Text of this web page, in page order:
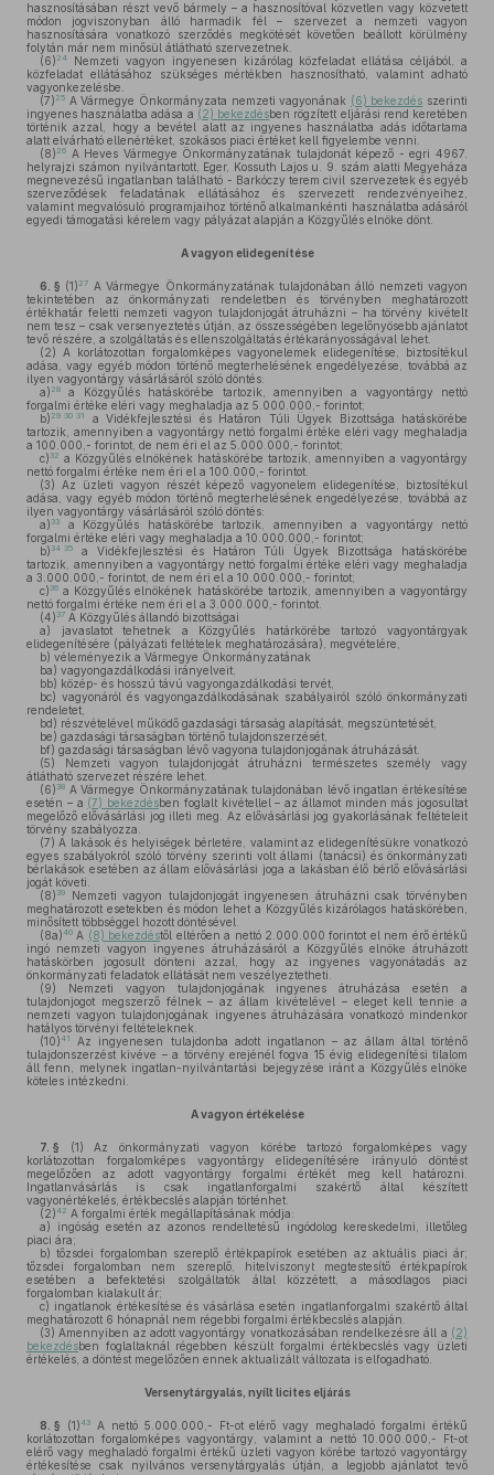
hasznosításában részt vevő bármely – a hasznosítóval közvetlen vagy közvetett
módon jogviszonyban álló harmadik fél – szervezet a nemzeti vagyon
hasznosítására vonatkozó szerződés megkötését követően beállott körülmény
folytán már nem minősül átlátható szervezetnek.
(6) 24
Nemzeti vagyon ingyenesen kizárólag közfeladat ellátása céljából, a
közfeladat ellátásához szükséges mértékben hasznosítható, valamint adható
vagyonkezelésbe.
(7) 25 A Vármegye Önkormányzata nemzeti vagyonának (6) bekezdés szerinti
ingyenes használatba adása a (2) bekezdésben rögzített eljárási rend keretében
történik azzal, hogy a bevétel alatt az ingyenes használatba adás időtartama
alatt elvárható ellenértéket, szokásos piaci értéket kell figyelembe venni.
(8) 26 A Heves Vármegye Önkormányzatának tulajdonát képező - egri 4967.
helyrajzi számon nyilvántartott, Eger, Kossuth Lajos u. 9. szám alatti Megyeháza
megnevezésű ingatlanban található - Barkóczy terem civil szervezetek és egyéb
szerveződések feladatának ellátásához és szervezett rendezvényeihez,
valamint megvalósuló programjaihoz történő alkalmankénti használatba adásáról
egyedi támogatási kérelem vagy pályázat alapján a Közgyűlés elnöke dönt.
A vagyon elidegenítése
6. § (1) 27 A Vármegye Önkormányzatának tulajdonában álló nemzeti vagyon
tekintetében az önkormányzati rendeletben és törvényben meghatározott
értékhatár feletti nemzeti vagyon tulajdonjogát átruházni – ha törvény kivételt
nem tesz – csak versenyeztetés útján, az összességében legelőnyösebb ajánlatot
tevő részére, a szolgáltatás és ellenszolgáltatás értékarányosságával lehet.
(2) A korlátozottan forgalomképes vagyonelemek elidegenítése, biztosítékul
adása, vagy egyéb módon történő megterhelésének engedélyezése, továbbá az
ilyen vagyontárgy vásárlásáról szóló döntés:
a) 28
a Közgyűlés hatáskörébe tartozik, amennyiben a vagyontárgy nettó
forgalmi értéke eléri vagy meghaladja az 5.000.000,- forintot;
b) 29 30 31
a Vidékfejlesztési és Határon Túli Ügyek Bizottsága hatáskörébe
tartozik, amennyiben a vagyontárgy nettó forgalmi értéke eléri vagy meghaladja
a 100.000,- forintot, de nem éri el az 5.000.000,- forintot;
c) 32 a Közgyűlés elnökének hatáskörébe tartozik, amennyiben a vagyontárgy
nettó forgalmi értéke nem éri el a 100.000,- forintot.
(3) Az üzleti vagyon részét képező vagyonelem elidegenítése, biztosítékul
adása, vagy egyéb módon történő megterhelésének engedélyezése, továbbá az
ilyen vagyontárgy vásárlásáról szóló döntés:
a) 33
a Közgyűlés hatáskörébe tartozik, amennyiben a vagyontárgy nettó
forgalmi értéke eléri vagy meghaladja a 10.000.000,- forintot;
b) 34 35
a Vidékfejlesztési és Határon Túli Ügyek Bizottsága hatáskörébe
tartozik, amennyiben a vagyontárgy nettó forgalmi értéke eléri vagy meghaladja
a 3.000.000,- forintot, de nem éri el a 10.000.000,- forintot;
c) 36 a Közgyűlés elnökének hatáskörébe tartozik, amennyiben a vagyontárgy
nettó forgalmi értéke nem éri el a 3.000.000,- forintot.
(4) 37 A Közgyűlés állandó bizottságai
a) javaslatot tehetnek a Közgyűlés határkörébe tartozó vagyontárgyak
elidegenítésére (pályázati feltételek meghatározására), megvételére,
b) véleményezik a Vármegye Önkormányzatának
ba) vagyongazdálkodási irányelveit,
bb) közép- és hosszú távú vagyongazdálkodási tervét,
bc) vagyonáról és vagyongazdálkodásának szabályairól szóló önkormányzati
rendeletet,
bd) részvételével működő gazdasági társaság alapítását, megszüntetését,
be) gazdasági társaságban történő tulajdonszerzését,
bf) gazdasági társaságban lévő vagyona tulajdonjogának átruházását.
(5) Nemzeti vagyon tulajdonjogát átruházni természetes személy vagy
átlátható szervezet részére lehet.
(6) 38 A Vármegye Önkormányzatának tulajdonában lévő ingatlan értékesítése
esetén – a (7) bekezdésben foglalt kivétellel – az államot minden más jogosultat
megelőző elővásárlási jog illeti meg. Az elővásárlási jog gyakorlásának feltételeit
törvény szabályozza.
(7) A lakások és helyiségek bérletére, valamint az elidegenítésükre vonatkozó
egyes szabályokról szóló törvény szerinti volt állami (tanácsi) és önkormányzati
bérlakások esetében az állam elővásárlási joga a lakásban élő bérlő elővásárlási
jogát követi.
(8) 39
Nemzeti vagyon tulajdonjogát ingyenesen átruházni csak törvényben
meghatározott esetekben és módon lehet a Közgyűlés kizárólagos hatáskörében,
minősített többséggel hozott döntésével.
(8a)40 A (8) bekezdéstől eltérően a nettó 2.000.000 forintot el nem érő értékű
ingó nemzeti vagyon ingyenes átruházásáról a Közgyűlés elnöke átruházott
hatáskörben jogosult dönteni azzal, hogy az ingyenes vagyonátadás az
önkormányzati feladatok ellátását nem veszélyeztetheti.
(9) Nemzeti vagyon tulajdonjogának ingyenes átruházása esetén a
tulajdonjogot megszerző félnek – az állam kivételével – eleget kell tennie a
nemzeti vagyon tulajdonjogának ingyenes átruházására vonatkozó mindenkor
hatályos törvényi feltételeknek.
(10)41
Az ingyenesen tulajdonba adott ingatlanon – az állam által történő
tulajdonszerzést kivéve – a törvény erejénél fogva 15 évig elidegenítési tilalom
áll fenn, melynek ingatlan-nyilvántartási bejegyzése iránt a Közgyűlés elnöke
köteles intézkedni.
A vagyon értékelése
7. § (1) Az önkormányzati vagyon körébe tartozó forgalomképes vagy
korlátozottan forgalomképes vagyontárgy elidegenítésére irányuló döntést
megelőzően az adott vagyontárgy forgalmi értékét meg kell határozni.
Ingatlanvásárlás is csak ingatlanforgalmi szakértő által készített
vagyonértékelés, értékbecslés alapján történhet.
(2)42 A forgalmi érték megállapításának módja:
a) ingóság esetén az azonos rendeltetésű ingódolog kereskedelmi, illetőleg
piaci ára;
b) tőzsdei forgalomban szereplő értékpapírok esetében az aktuális piaci ár;
tőzsdei forgalomban nem szereplő, hitelviszonyt megtestesítő értékpapírok
esetében a befektetési szolgáltatók által közzétett, a másodlagos piaci
forgalomban kialakult ár;
c) ingatlanok értékesítése és vásárlása esetén ingatlanforgalmi szakértő által
meghatározott 6 hónapnál nem régebbi forgalmi értékbecslés alapján.
(3) Amennyiben az adott vagyontárgy vonatkozásában rendelkezésre áll a (2)
bekezdésben foglaltaknál régebben készült forgalmi értékbecslés vagy üzleti
értékelés, a döntést megelőzően ennek aktualizált változata is elfogadható.
Versenytárgyalás, nyílt licites eljárás
8. § (1)43A nettó 5.000.000,- Ft-ot elérő vagy meghaladó forgalmi értékű
korlátozottan forgalomképes vagyontárgy, valamint a nettó 10.000.000,- Ft-ot
elérő vagy meghaladó forgalmi értékű üzleti vagyon körébe tartozó vagyontárgy
értékesítése csak nyilvános versenytárgyalás útján, a legjobb ajánlatot tevő